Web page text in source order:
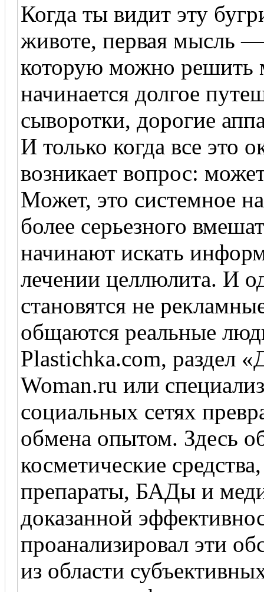
Когда ты видит эту
животе, первая мысль —
которую можно решить
начинается долгое
сыворотки, дорогие
И только когда все это
возникает вопрос:
Может, это системное
более серьезного
начинают искать
лечении целлюлита. И
становятся не
общаются реальные
Plastichka.com, раздел
Woman.ru или
социальных сетях
обмена опытом. Здесь
косметические
препараты, БАДы и
доказанной
проанализировал эти
из области